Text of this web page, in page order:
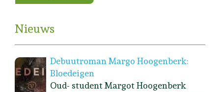
Nieuws
Debuutroman Margo Hoogenberk:
Bloedeigen
Oud- student Margot Hoogenberk